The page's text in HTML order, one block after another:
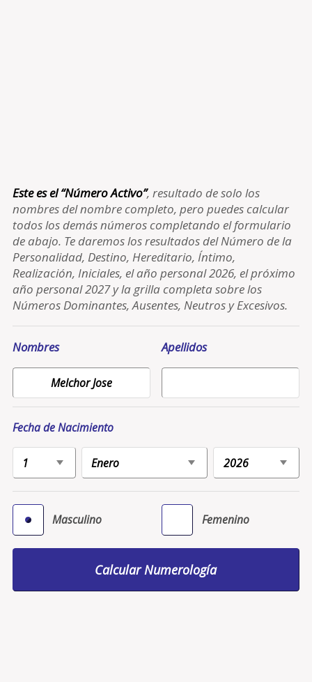
Este es el “Número Activo”, resultado de solo los
nombres del nombre completo, pero puedes calcular
todos los demás números completando el formulario
de abajo. Te daremos los resultados del Número de la
Personalidad, Destino, Hereditario, Íntimo,
Realización, Iniciales, el año personal 2026, el próximo
año personal 2027 y la grilla completa sobre los
Números Dominantes, Ausentes, Neutros y Excesivos.
Nombres Apellidos
Fecha de Nacimiento
Masculino Femenino